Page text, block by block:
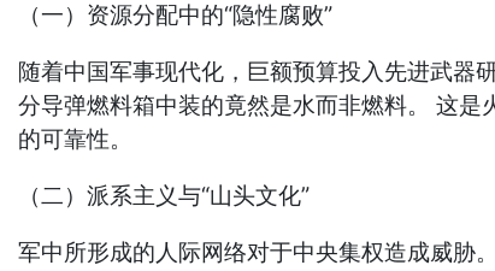
（一）资源分配中的“隐性腐败”
随着中国军事现代化，巨额预算投入先进武器
分导弹燃料箱中装的竟然是水而非燃料。 这
的可靠性。
（二）派系主义与“山头文化”
军中所形成的人际网络对于中央集权造成威胁